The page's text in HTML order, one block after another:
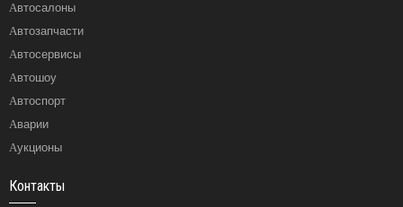
Автосалоны
Автозапчасти
Автосервисы
Автошоу
Автоспорт
Аварии
Аукционы
Контакты